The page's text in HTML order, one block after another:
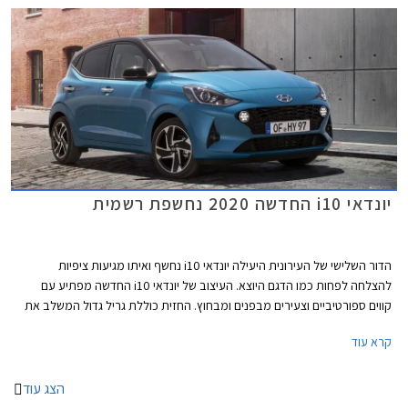
יונדאי i10 החדשה 2020 נחשפת רשמית
הדור השלישי של העירונית היעילה יונדאי i10 נחשף ואיתו מגיעות ציפיות
להצלחה לפחות כמו הדגם היוצא. העיצוב של יונדאי i10 החדשה מפתיע עם
קווים ספורטיביים וצעירים מבפנים ומבחוץ. החזית כוללת גריל גדול המשלב את
דו-גונית וחישוקי סגסוגת נאים משלימים את המראה. ההשקה המשוערת בשוק
קרא עוד
הצג עוד